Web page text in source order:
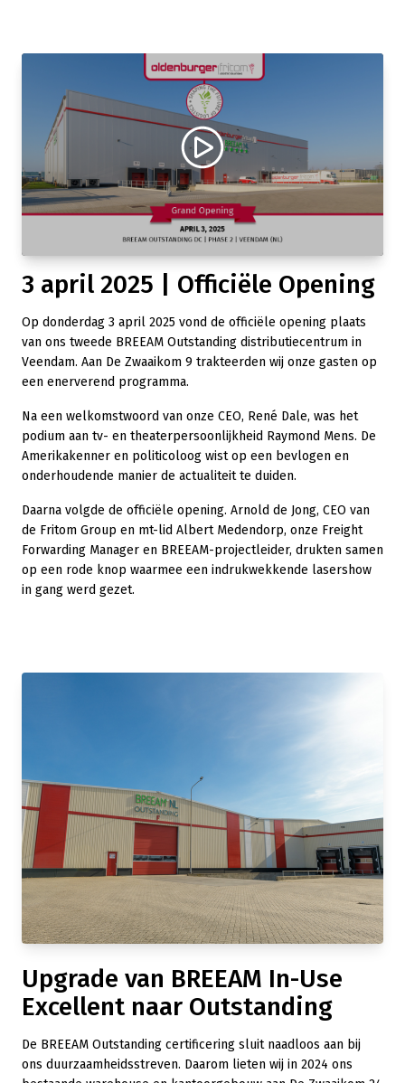
3 april 2025 | Officiële Opening
Op donderdag 3 april 2025 vond de officiële opening plaats
van ons tweede BREEAM Outstanding distributiecentrum in
Veendam. Aan De Zwaaikom 9 trakteerden wij onze gasten op
een enerverend programma.
Na een welkomstwoord van onze CEO, René Dale, was het
podium aan tv- en theaterpersoonlijkheid Raymond Mens. De
Amerikakenner en politicoloog wist op een bevlogen en
onderhoudende manier de actualiteit te duiden.
Daarna volgde de officiële opening. Arnold de Jong, CEO van
de Fritom Group en mt-lid Albert Medendorp, onze Freight
Forwarding Manager en BREEAM-projectleider, drukten samen
op een rode knop waarmee een indrukwekkende lasershow
in gang werd gezet.
Upgrade van BREEAM In-Use
Excellent naar Outstanding
De BREEAM Outstanding certificering sluit naadloos aan bij
ons duurzaamheidsstreven. Daarom lieten wij in 2024 ons